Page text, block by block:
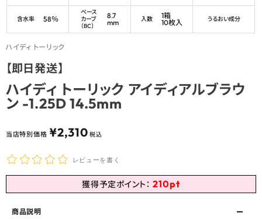
含水率 58％
ベース
カーブ
（BC）
8.7
mm
入数
1箱
10枚入
うるおい成分
ハイディ トーリック
【即日発送】
ハイディ トーリック アイディアルブラウ
ン -1.25D 14.5mm
当店特別価格 ¥2,310 税込
レビューを書く
獲得予定ポイント： 210pt
商品説明